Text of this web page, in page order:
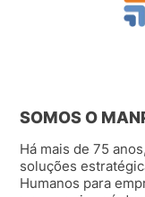
SOMOS O
Há mais de 75
soluções
Humanos para